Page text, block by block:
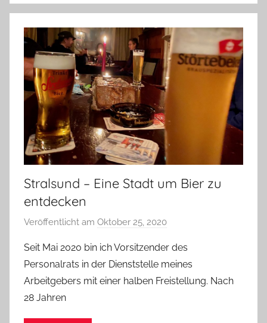
Stralsund – Eine Stadt um Bier zu
entdecken
Veröffentlicht am Oktober 25, 2020
n
b
i
Seit Mai 2020 bin ich Vorsitzender des
Personalrats in der Dienststelle meines
Arbeitgebers mit einer halben Freistellung. Nach
28 Jahren